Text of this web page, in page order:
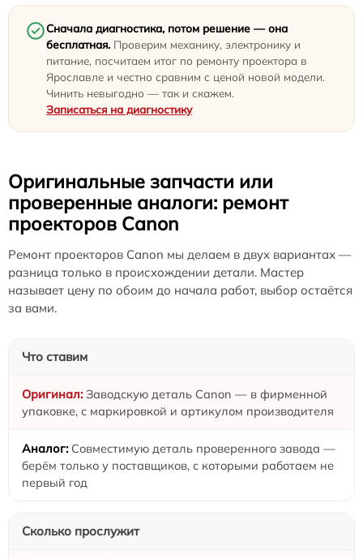
Сначала диагностика, потом решение — она
бесплатная. Проверим механику, электронику и
питание, посчитаем итог по ремонту проектора в
Ярославле и честно сравним с ценой новой модели.
Чинить невыгодно — так и скажем.
Записаться на диагностику
Оригинальные запчасти или
проверенные аналоги: ремонт
проекторов Canon
Ремонт проекторов Canon мы делаем в двух вариантах —
разница только в происхождении детали. Мастер
называет цену по обоим до начала работ, выбор остаётся
за вами.
Что ставим
Заводскую деталь Canon — в фирменной
упаковке, с маркировкой и артикулом производителя
Совместимую деталь проверенного завода —
берём только у поставщиков, с которыми работаем не
первый год
Сколько прослужит